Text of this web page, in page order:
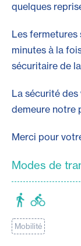
quelques
Les fermetures
minutes à la
sécuritaire de
La sécurité
demeure notre
Merci pour
Modes de
Mobilité